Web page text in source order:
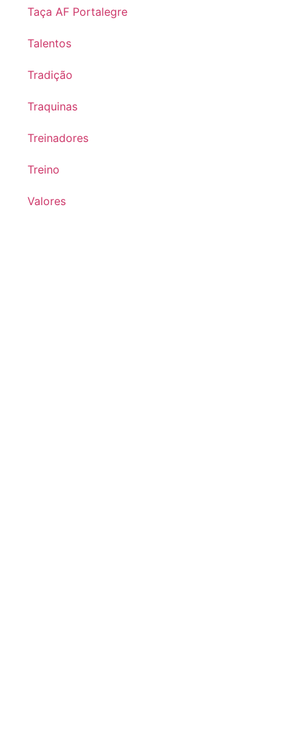
Taça AF Portalegre
Talentos
Tradição
Traquinas
Treinadores
Treino
Valores